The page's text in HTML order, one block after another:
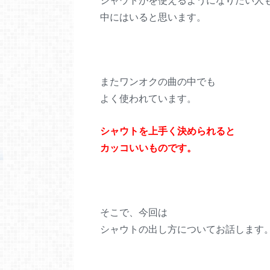
中にはいると思います。
またワンオクの曲の中でも
よく使われています。
シャウトを上手く決められると
カッコいいものです。
そこで、今回は
シャウトの出し方についてお話します